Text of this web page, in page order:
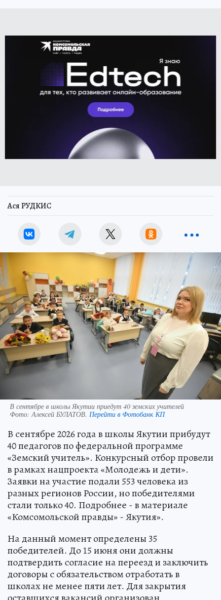
Ася РУДКИС
В сентябре в школы Якутии приедут 40 земских учителей
Фото:Алексей БУЛАТОВ. Перейти в Фотобанк КП
В сентябре 2026 года в школы Якутии прибудут
40 педагогов по федеральной программе
«Земский учитель». Конкурсный отбор провели
в рамках нацпроекта «Молодежь и дети».
Заявки на участие подали 553 человека из
разных регионов России, но победителями
стали только 40. Подробнее - в материале
«Комсомольской правды» - Якутия».
На данный момент определены 35
победителей. До 15 июня они должны
подтвердить согласие на переезд и заключить
договоры с обязательством отработать в
школах не менее пяти лет. Для закрытия